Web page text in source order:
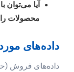
آیا می‌توان
محصولات را
داده‌های مورد
داده‌های فروش